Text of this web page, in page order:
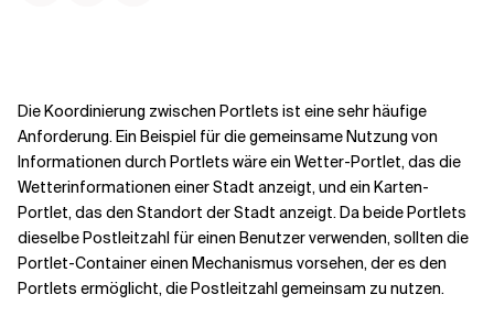
Die Koordinierung zwischen Portlets ist eine sehr häufige
Anforderung. Ein Beispiel für die gemeinsame Nutzung von
Informationen durch Portlets wäre ein Wetter-Portlet, das die
Wetterinformationen einer Stadt anzeigt, und ein Karten-
Portlet, das den Standort der Stadt anzeigt. Da beide Portlets
dieselbe Postleitzahl für einen Benutzer verwenden, sollten die
Portlet-Container einen Mechanismus vorsehen, der es den
Portlets ermöglicht, die Postleitzahl gemeinsam zu nutzen.